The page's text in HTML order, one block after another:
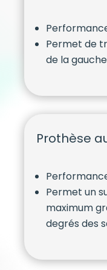
Permet de
de la
Prothèse
Permet un
maximum
degrés des